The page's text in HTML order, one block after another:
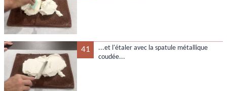
41
...et l'étaler avec la spatule métallique
coudée...